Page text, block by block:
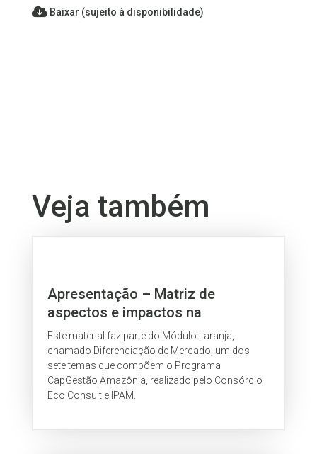
Baixar (sujeito à disponibilidade)
Veja também
Apresentação – Matriz de
aspectos e impactos na
sociobiodiversidade
Este material faz parte do Módulo Laranja,
chamado Diferenciação de Mercado, um dos
sete temas que compõem o Programa
CapGestão Amazônia, realizado pelo Consórcio
Eco Consult e IPAM.